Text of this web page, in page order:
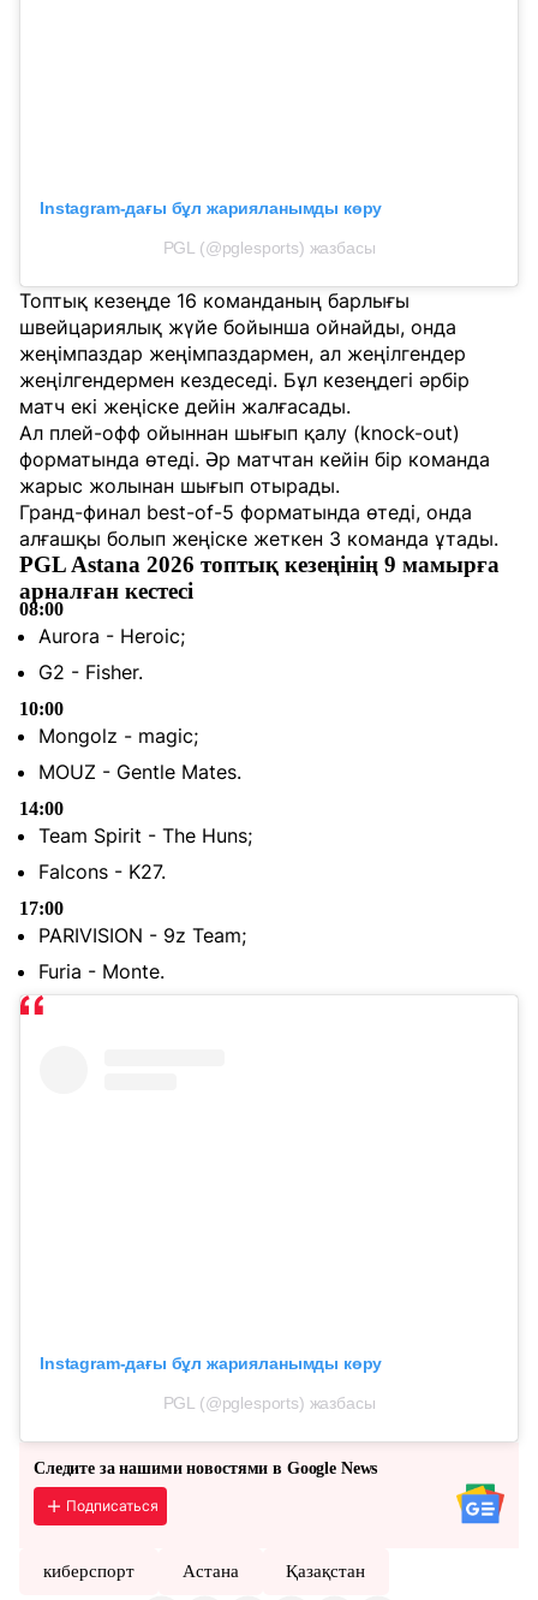
Instagram-дағы бұл жарияланымды көру
PGL (@pglesports) жазбасы
Топтық кезеңде 16 команданың барлығы
швейцариялық жүйе бойынша ойнайды, онда
жеңімпаздар жеңімпаздармен, ал жеңілгендер
жеңілгендермен кездеседі. Бұл кезеңдегі әрбір
матч екі жеңіске дейін жалғасады.
Ал плей-офф ойыннан шығып қалу (knock-out)
форматында өтеді. Әр матчтан кейін бір команда
жарыс жолынан шығып отырады.
Гранд-финал best-of-5 форматында өтеді, онда
алғашқы болып жеңіске жеткен 3 команда ұтады.
PGL Astana 2026 топтық кезеңінің 9 мамырға
арналған кестесі
08:00
Aurora - Heroic;
G2 - Fisher.
10:00
Mongolz - magic;
MOUZ - Gentle Mates.
14:00
Team Spirit - The Huns;
Falcons - K27.
17:00
PARIVISION - 9z Team;
Furia - Monte.
Instagram-дағы бұл жарияланымды көру
PGL (@pglesports) жазбасы
Следите за нашими новостями в Google News
Подписаться
киберспорт Астана Қазақстан